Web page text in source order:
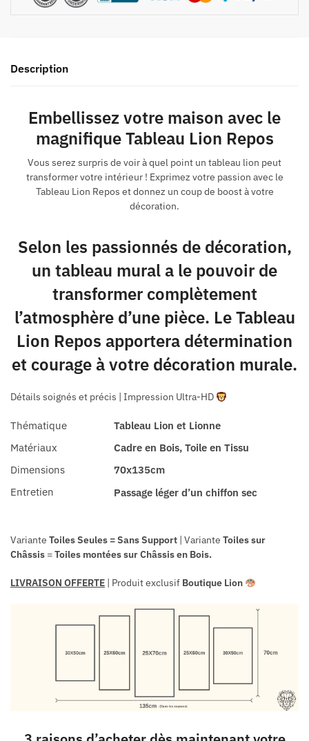
Description
Embellissez votre maison avec le
magnifique Tableau Lion Repos
Vous serez surpris de voir à quel point un tableau lion peut
transformer votre intérieur ! Exprimez votre passion avec le
Tableau Lion Repos et donnez un coup de boost à votre
décoration.
Selon les passionnés de décoration,
un tableau mural a le pouvoir de
transformer complètement
l’atmosphère d’une pièce. Le Tableau
Lion Repos apportera détermination
et courage à votre décoration murale.
Détails soignés et précis | Impression Ultra-HD
Thématique
Tableau Lion et Lionne
Matériaux
Cadre en Bois, Toile en Tissu
Dimensions
70x135cm
Entretien
Passage léger d’un chiffon sec
Variante Toiles Seules = Sans Support | Variante Toiles sur
Châssis =Toiles montées surChâssis en Bois.
LIVRAISON OFFERTE | Produit exclusif Boutique Lion